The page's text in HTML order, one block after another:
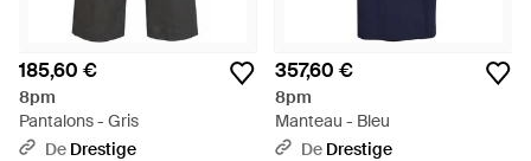
185,60 €
8pm
Pantalons - Gris
De Drestige
357,60 €
8pm
Manteau - Bleu
De Drestige